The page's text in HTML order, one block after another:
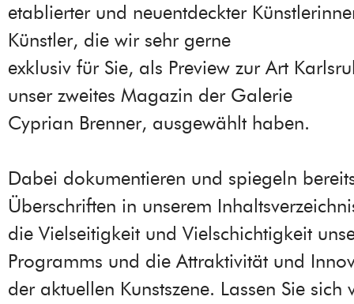
etablierter und neuentdeckter
Künstler, die wir sehr gerne
exklusiv für Sie, als Preview zur Art
unser zweites Magazin der Galerie
Cyprian Brenner, ausgewählt haben.
Dabei dokumentieren und spiegeln
Überschriften in unserem
die Vielseitigkeit und Vielschichtigkeit
Programms und die Attraktivität und
der aktuellen Kunstszene. Lassen Sie sich